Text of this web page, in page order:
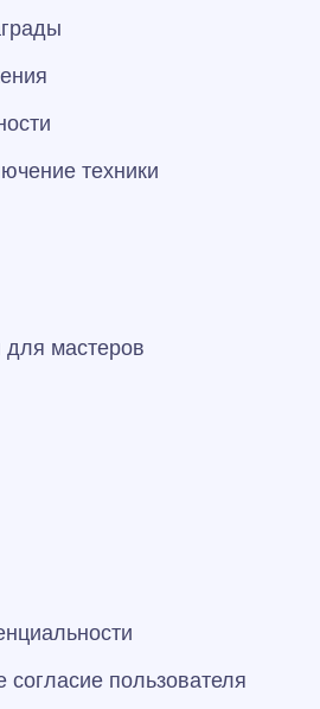
техники
мастеров
пользователя